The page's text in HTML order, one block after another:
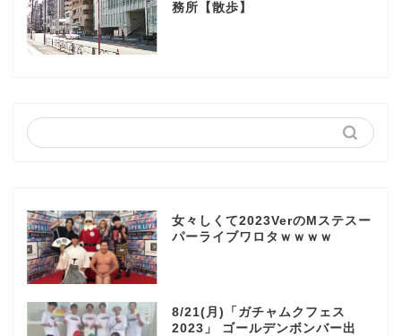
務所【散歩】
女々しくて2023VerのMステスー
パーライブワロタｗｗｗｗ
8/21(月)「ガチャムクフェス
2023」 ゴールデンボンバー出